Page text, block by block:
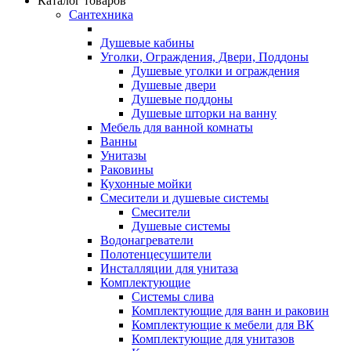
Сантехника
Душевые кабины
Уголки, Ограждения, Двери, Поддоны
Душевые уголки и ограждения
Душевые двери
Душевые поддоны
Душевые шторки на ванну
Мебель для ванной комнаты
Ванны
Унитазы
Раковины
Кухонные мойки
Смесители и душевые системы
Смесители
Душевые системы
Водонагреватели
Полотенцесушители
Инсталляции для унитаза
Комплектующие
Системы слива
Комплектующие для ванн и раковин
Комплектующие к мебели для ВК
Комплектующие для унитазов